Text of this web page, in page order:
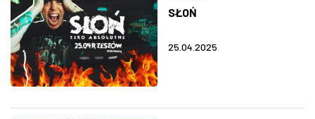
SŁOŃ
25.04.2025